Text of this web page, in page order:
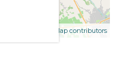
© OpenStreetMap contributors